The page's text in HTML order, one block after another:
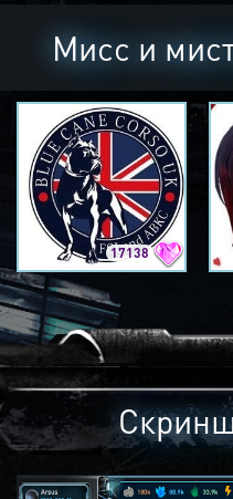
Мисс и
17138